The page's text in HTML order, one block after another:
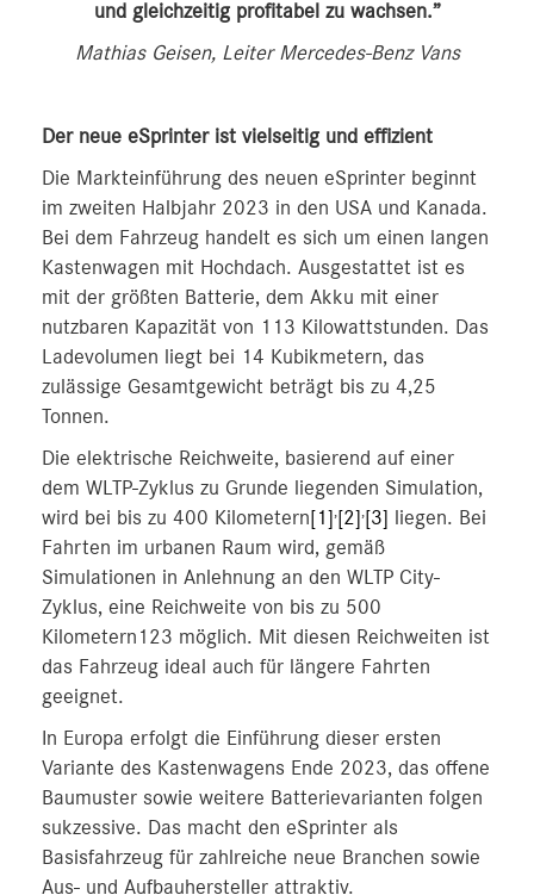
und gleichzeitig profitabel zu wachsen.”
Mathias Geisen, Leiter Mercedes-Benz Vans
Der neue eSprinter ist vielseitig und effizient
Die Markteinführung des neuen eSprinter beginnt
im zweiten Halbjahr 2023 in den USA und Kanada.
Bei dem Fahrzeug handelt es sich um einen langen
Kastenwagen mit Hochdach. Ausgestattet ist es
mit der größten Batterie, dem Akku mit einer
nutzbaren Kapazität von 113 Kilowattstunden. Das
Ladevolumen liegt bei 14 Kubikmetern, das
zulässige Gesamtgewicht beträgt bis zu 4,25
Tonnen.
Die elektrische Reichweite, basierend auf einer
dem WLTP-Zyklus zu Grunde liegenden Simulation,
wird bei bis zu 400 Kilometern[1],[2],[3]
liegen. Bei
Fahrten im urbanen Raum wird, gemäß
Simulationen in Anlehnung an den WLTP City-
Zyklus, eine Reichweite von bis zu 500
Kilometern123 möglich. Mit diesen Reichweiten ist
das Fahrzeug ideal auch für längere Fahrten
geeignet.
In Europa erfolgt die Einführung dieser ersten
Variante des Kastenwagens Ende 2023, das offene
Baumuster sowie weitere Batterievarianten folgen
sukzessive. Das macht den eSprinter als
Basisfahrzeug für zahlreiche neue Branchen sowie
Aus- und Aufbauhersteller attraktiv.